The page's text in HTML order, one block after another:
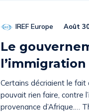
IREF Europe Août
Le
Certains décriaient le fait
pouvait rien faire, contre
provenance d’Afrique.…